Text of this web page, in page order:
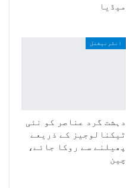
میڈیا
انٹرنیشنل
دہشت گرد عناصر کو نئی
ٹیکنالوجیز کے ذریعے
پھیلنے سے روکا جائے،
چین